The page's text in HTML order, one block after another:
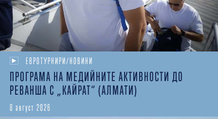
ЕВРОТУРНИРИ/НОВИНИ
ПРОГРАМА НА МЕДИЙНИТЕ АКТИВНОСТИ ДО
РЕВАНША С „КАЙРАТ“ (АЛМАТИ)
8 август 2026